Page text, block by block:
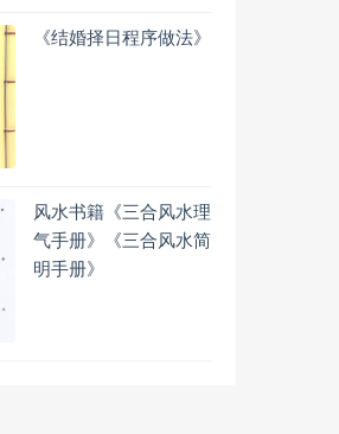
《结婚择日程序做法》
风水书籍《三合风水理
气手册》《三合风水简
明手册》